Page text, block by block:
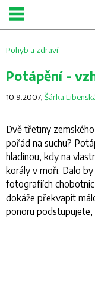
Pohyb a zdraví
Potápění -
10.9.2007, Šárka
Dvě třetiny
pořád na suchu?
hladinou, kdy na
korály v moři. Dalo
fotografiích
dokáže překvapit
ponoru podstupujete,